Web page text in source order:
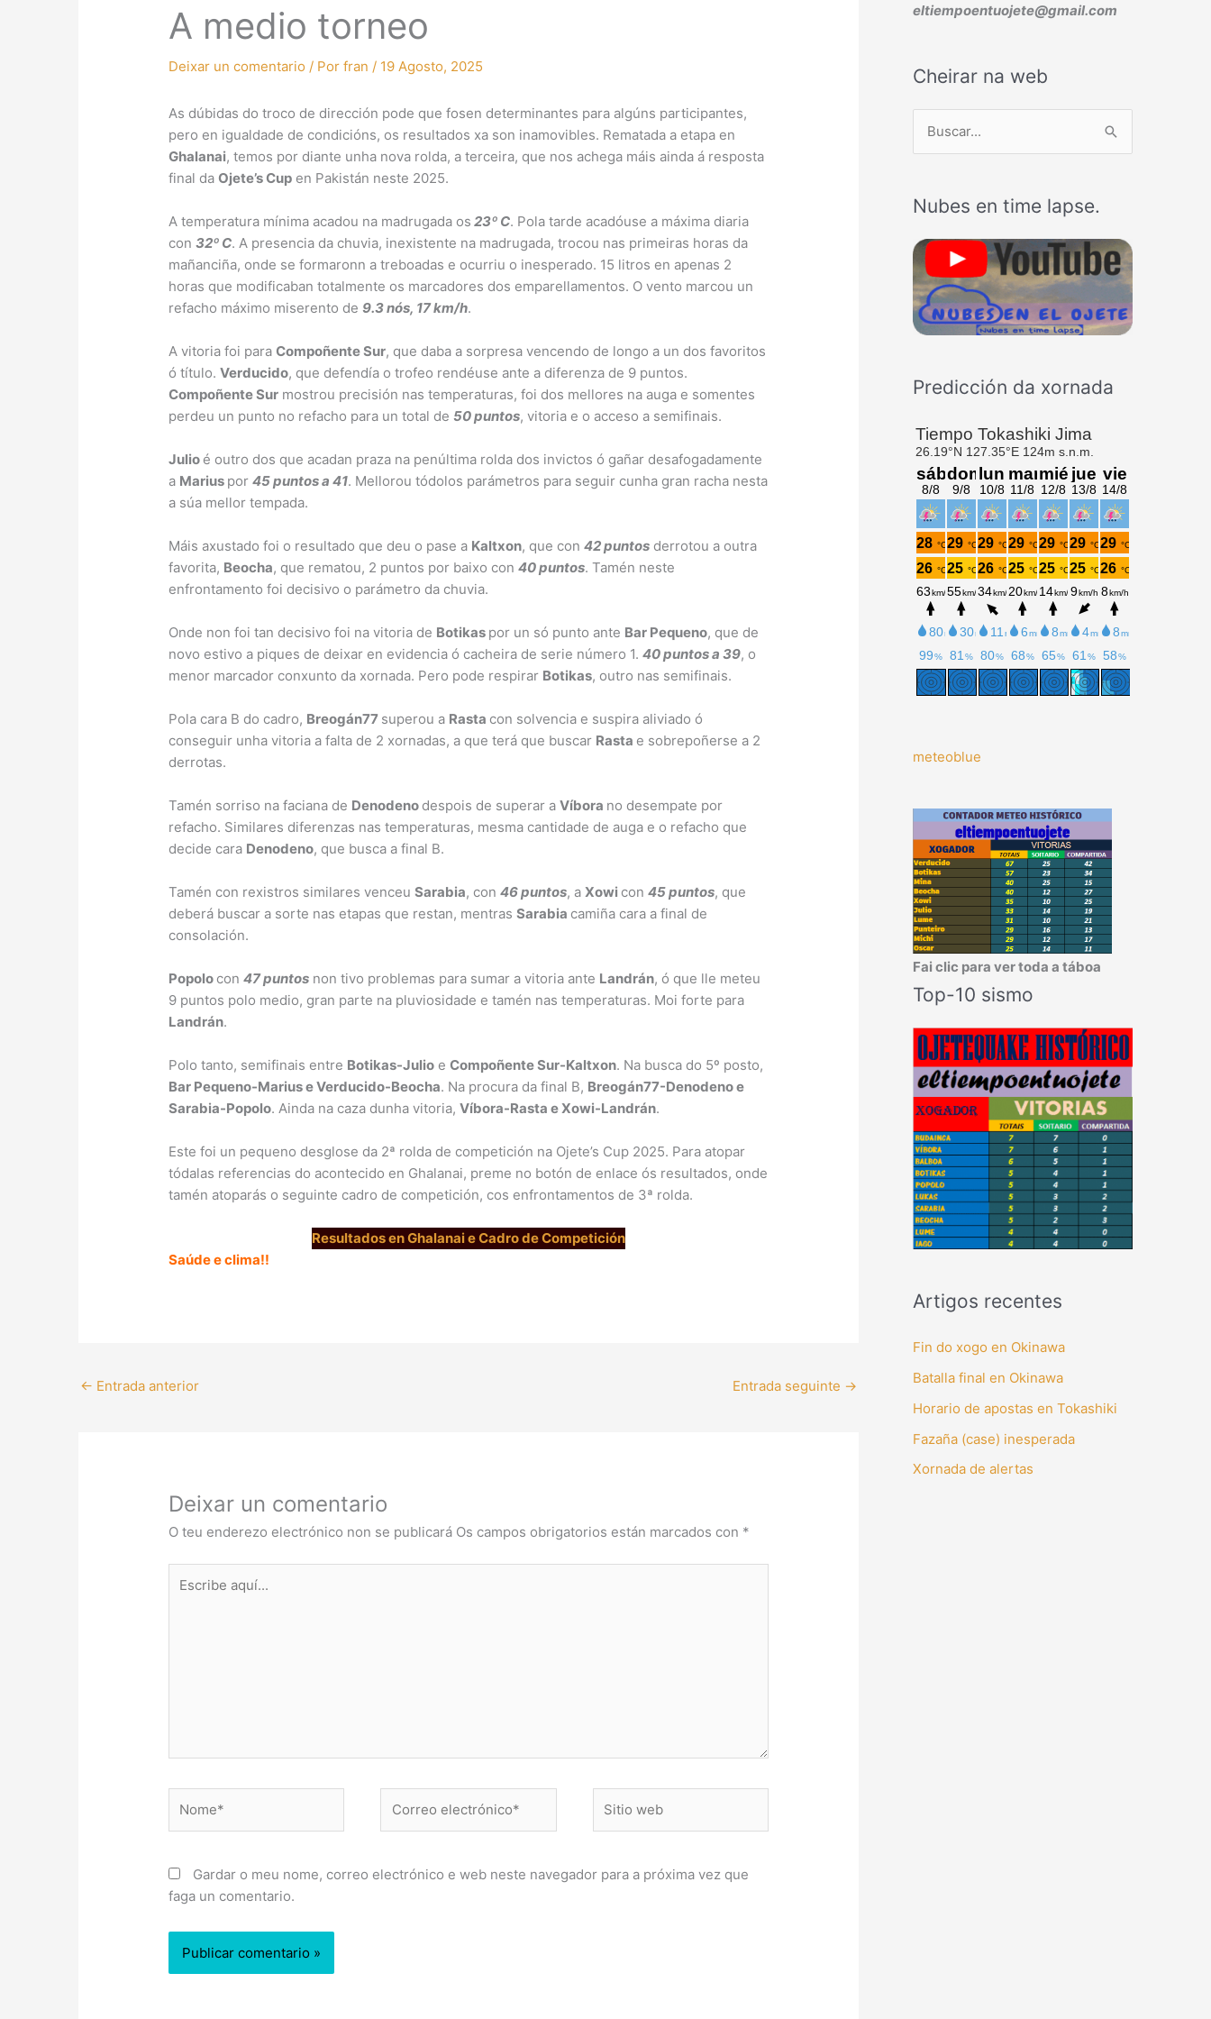
A medio torneo
Deixar un comentario / Porfran / 19 Agosto, 2025
As dúbidas do troco de dirección pode que fosen determinantes para algúns participantes,
pero en igualdade de condicións, os resultados xa son inamovibles. Rematada a etapa en
Ghalanai, temos por diante unha nova rolda, a terceira, que nos achega máis ainda á resposta
final daOjete’s Cup en Pakistán neste 2025.
A temperatura mínima acadou na madrugada os 23º C. Pola tarde acadóuse a máxima diaria
con32º C. A presencia da chuvia, inexistente na madrugada, trocou nas primeiras horas da
mañanciña, onde se formaronn a treboadas e ocurriu o inesperado. 15 litros en apenas 2
horas que modificaban totalmente os marcadores dos emparellamentos. O vento marcou un
refacho máximo miserento de9.3 nós, 17 km/h.
A vitoria foi paraCompoñente Sur, que daba a sorpresa vencendo de longo a un dos favoritos
ó título.Verducido, que defendía o trofeo rendéuse ante a diferenza de 9 puntos.
Compoñente Sur mostrou precisión nas temperaturas, foi dos mellores na auga e somentes
perdeu un punto no refacho para un total de50 puntos, vitoria e o acceso a semifinais.
Julio é outro dos que acadan praza na penúltima rolda dos invictos ó gañar desafogadamente
a Marius por45 puntos a 41. Mellorou tódolos parámetros para seguir cunha gran racha nesta
a súa mellor tempada.
Máis axustado foi o resultado que deu o pase a Kaltxon, que con42 puntos derrotou a outra
favorita, Beocha, que rematou, 2 puntos por baixo con40 puntos. Tamén neste
enfrontamento foi decisivo o parámetro da chuvia.
Onde non foi tan decisivo foi na vitoria de Botikas por un só punto ante Bar Pequeno, que de
novo estivo a piques de deixar en evidencia ó cacheira de serie número 1.40 puntos a 39, o
menor marcador conxunto da xornada. Pero pode respirar Botikas, outro nas semifinais.
Pola cara B do cadro, Breogán77 superou a Rasta con solvencia e suspira aliviado ó
conseguir unha vitoria a falta de 2 xornadas, a que terá que buscar Rasta e sobrepoñerse a 2
derrotas.
Tamén sorriso na faciana de Denodeno despois de superar aVíbora no desempate por
refacho. Similares diferenzas nas temperaturas, mesma cantidade de auga e o refacho que
decide cara Denodeno, que busca a final B.
Tamén con rexistros similares venceuSarabia, con46 puntos, aXowi con45 puntos, que
deberá buscar a sorte nas etapas que restan, mentrasSarabia camiña cara a final de
consolación.
Popolo con47 puntos non tivo problemas para sumar a vitoria ante Landrán, ó que lle meteu
9 puntos polo medio, gran parte na pluviosidade e tamén nas temperaturas. Moi forte para
Landrán.
Polo tanto, semifinais entre Botikas-Julio eCompoñente Sur-Kaltxon. Na busca do 5º posto,
Bar Pequeno-Marius e Verducido-Beocha. Na procura da final B, Breogán77-Denodeno e
Sarabia-Popolo. Ainda na caza dunha vitoria,Víbora-Rasta e Xowi-Landrán.
Este foi un pequeno desglose da 2ª rolda de competición na Ojete’s Cup 2025. Para atopar
tódalas referencias do acontecido en Ghalanai, preme no botón de enlace ós resultados, onde
tamén atoparás o seguinte cadro de competición, cos enfrontamentos de 3ª rolda.
Resultados en Ghalanai e Cadro de Competición
Saúde e clima!!
← Entrada anterior Entrada seguinte →
Deixar un comentario
O teu enderezo electrónico non se publicará Os campos obrigatorios están marcados con *
aquí...
electrónico*
web
Gardar o meu nome, correo electrónico e web neste navegador para a próxima vez que
faga un comentario.
eltiempoentuojete@gmail.com
Cheirar na web
c
a
r
p
o
:
Nubes en time lapse.
Predicción da xornada
meteoblue
Fai clic para ver toda a táboa
Top-10 sismo
Artigos recentes
Fin do xogo en Okinawa
Batalla final en Okinawa
Horario de apostas en Tokashiki
Fazaña (case) inesperada
Xornada de alertas